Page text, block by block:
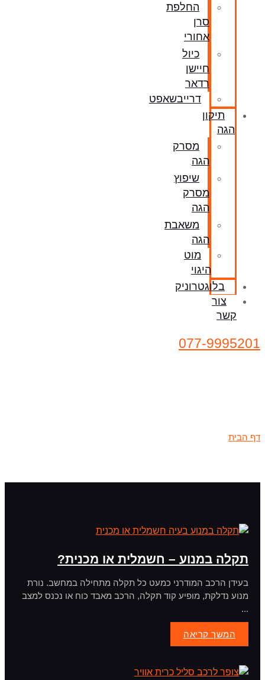
החלפת
סרן
אחורי
כיול
חיישן
רדאר
דרייבשאפט
תיקון
הגה
מסרק
הגה
שיפוץ
מסרק
הגה
משאבת
הגה
מוט
היגוי
בלוגטרוניק
צור
קשר
077-9995201
דף הבית
תקלה במנוע – חשמלית או מכנית?
בעידן הרכב המודרני כמעט כל תקלה מתחילה במחשב. נורת
מנוע נדלקת, מופיע קוד תקלה, הרכב מאבד כוח או נכנס למצב
...
המשך קריאה